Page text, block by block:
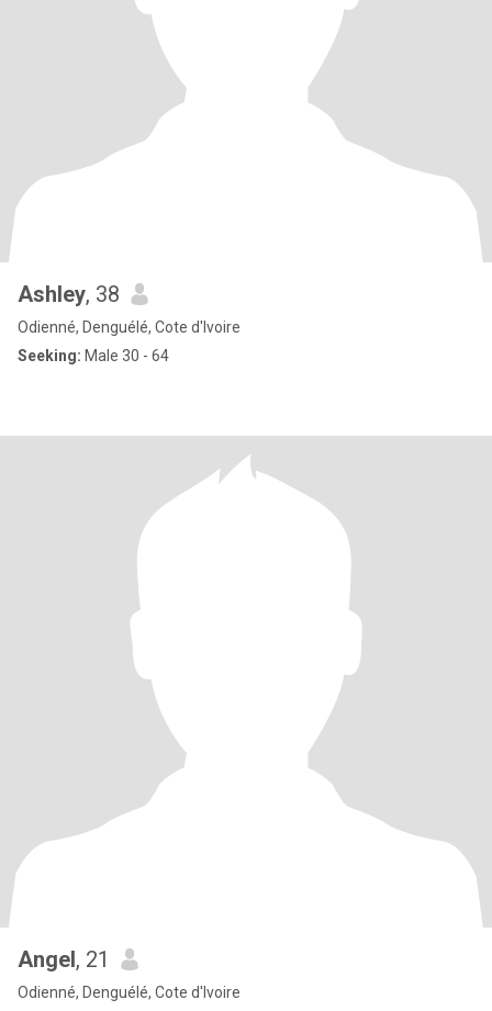
Ashley, 38
Odienné, Denguélé, Cote d'Ivoire
Seeking: Male 30 - 64
Angel, 21
Odienné, Denguélé, Cote d'Ivoire